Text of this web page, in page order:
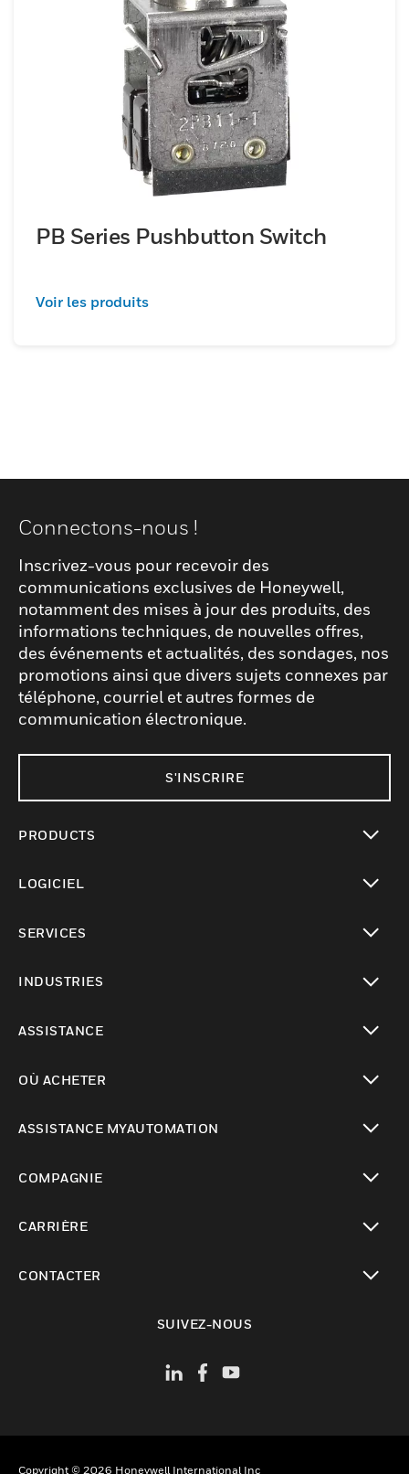
PB Series Pushbutton Switch
Voir les produits
Connectons-nous !
Inscrivez-vous pour recevoir des
communications exclusives de Honeywell,
notamment des mises à jour des produits, des
informations techniques, de nouvelles offres,
des événements et actualités, des sondages, nos
promotions ainsi que divers sujets connexes par
téléphone, courriel et autres formes de
communication électronique.
S'INSCRIRE
PRODUCTS
LOGICIEL
SERVICES
INDUSTRIES
ASSISTANCE
OÙ ACHETER
ASSISTANCE MYAUTOMATION
COMPAGNIE
CARRIÈRE
CONTACTER
SUIVEZ-NOUS
Copyright © 2026 Honeywell International Inc